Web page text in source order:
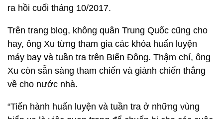
ra hồi cuối tháng 10/2017.
Trên trang blog, không quân Trung Quốc cũng cho
hay, ông Xu từng tham gia các khóa huấn luyện
máy bay và tuần tra trên Biển Đông. Thậm chí, ông
Xu còn sẵn sàng tham chiến và giành chiến thắng
về cho nước nhà.
“Tiến hành huấn luyện và tuần tra ở những vùng